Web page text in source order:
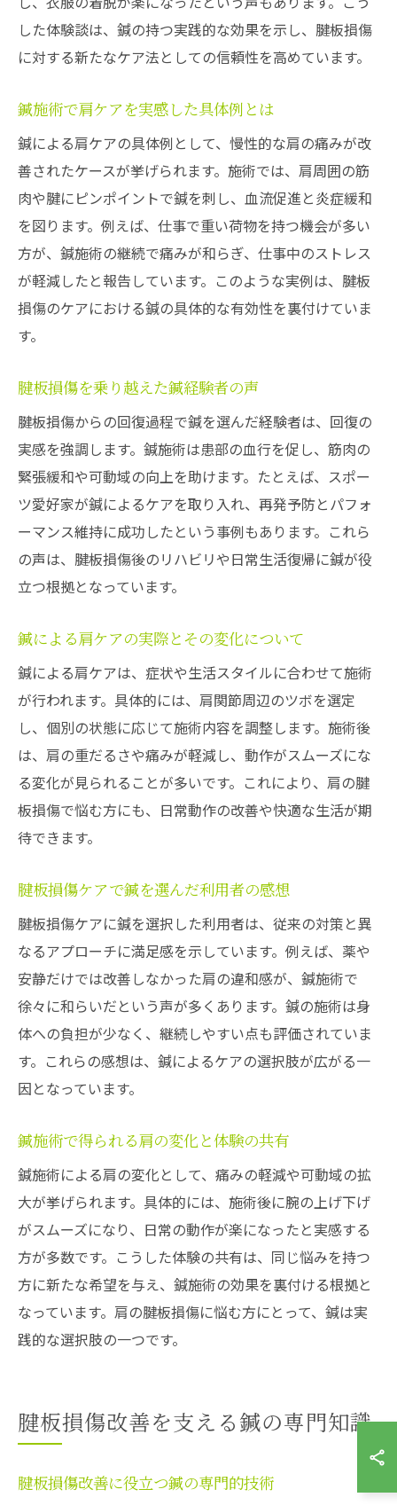
した体験談は、鍼の持つ実践的な効果を示し、腱板損傷
に対する新たなケア法としての信頼性を高めています。
鍼施術で肩ケアを実感した具体例とは
鍼による肩ケアの具体例として、慢性的な肩の痛みが改
善されたケースが挙げられます。施術では、肩周囲の筋
肉や腱にピンポイントで鍼を刺し、血流促進と炎症緩和
を図ります。例えば、仕事で重い荷物を持つ機会が多い
方が、鍼施術の継続で痛みが和らぎ、仕事中のストレス
が軽減したと報告しています。このような実例は、腱板
損傷のケアにおける鍼の具体的な有効性を裏付けていま
す。
腱板損傷を乗り越えた鍼経験者の声
腱板損傷からの回復過程で鍼を選んだ経験者は、回復の
実感を強調します。鍼施術は患部の血行を促し、筋肉の
緊張緩和や可動域の向上を助けます。たとえば、スポー
ツ愛好家が鍼によるケアを取り入れ、再発予防とパフォ
ーマンス維持に成功したという事例もあります。これら
の声は、腱板損傷後のリハビリや日常生活復帰に鍼が役
立つ根拠となっています。
鍼による肩ケアの実際とその変化について
鍼による肩ケアは、症状や生活スタイルに合わせて施術
が行われます。具体的には、肩関節周辺のツボを選定
し、個別の状態に応じて施術内容を調整します。施術後
は、肩の重だるさや痛みが軽減し、動作がスムーズにな
る変化が見られることが多いです。これにより、肩の腱
板損傷で悩む方にも、日常動作の改善や快適な生活が期
待できます。
腱板損傷ケアで鍼を選んだ利用者の感想
腱板損傷ケアに鍼を選択した利用者は、従来の対策と異
なるアプローチに満足感を示しています。例えば、薬や
安静だけでは改善しなかった肩の違和感が、鍼施術で
徐々に和らいだという声が多くあります。鍼の施術は身
体への負担が少なく、継続しやすい点も評価されていま
す。これらの感想は、鍼によるケアの選択肢が広がる一
因となっています。
鍼施術で得られる肩の変化と体験の共有
鍼施術による肩の変化として、痛みの軽減や可動域の拡
大が挙げられます。具体的には、施術後に腕の上げ下げ
がスムーズになり、日常の動作が楽になったと実感する
方が多数です。こうした体験の共有は、同じ悩みを持つ
方に新たな希望を与え、鍼施術の効果を裏付ける根拠と
なっています。肩の腱板損傷に悩む方にとって、鍼は実
践的な選択肢の一つです。
腱板損傷改善を支える鍼の専門知識
腱板損傷改善に役立つ鍼の専門的技術